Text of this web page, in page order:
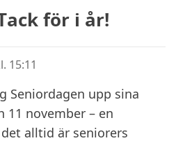
för i år!
15:11
Seniordagen upp sina
11 november – en
alltid är seniorers